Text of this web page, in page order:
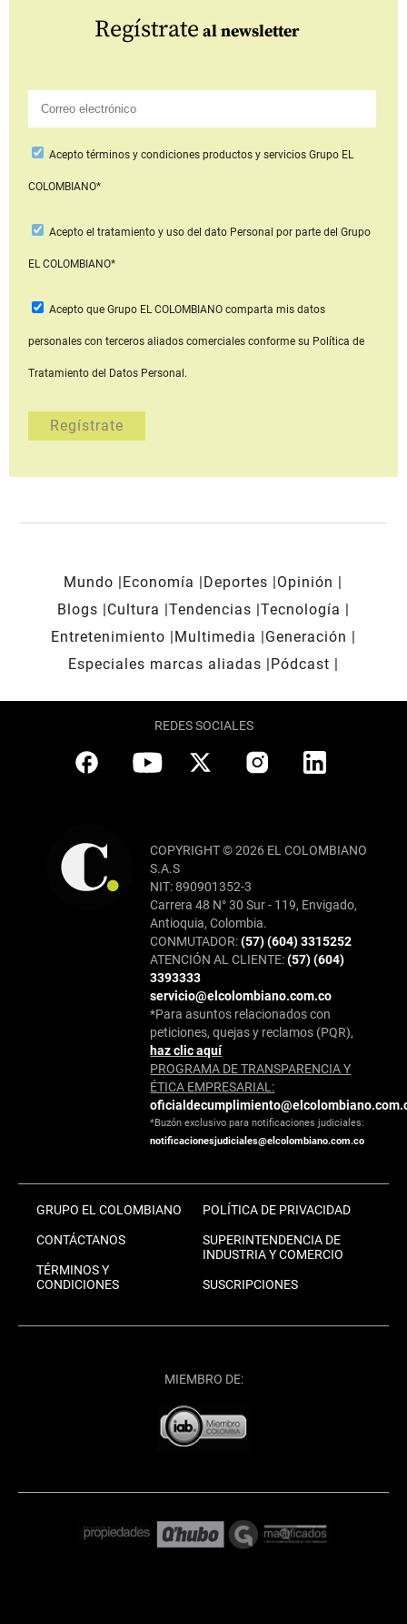
Regístrate al newsletter
Aceptotérminos y condiciones productos y serviciosGrupo EL
COLOMBIANO*
Acepto el tratamiento y uso del dato Personal por parte del Grupo
EL COLOMBIANO*
Acepto que Grupo EL COLOMBIANOcomparta mis datos
personales con terceros aliados comerciales conforme su Política de
Tratamiento del Datos Personal.
Mundo Economía Deportes
Opinión
Blogs
Cultura Tendencias Tecnología
Entretenimiento
Multimedia
Generación
Especiales marcas aliadas
Pódcast
REDES SOCIALES
COPYRIGHT © 2026 EL COLOMBIANO
S.A.S
NIT: 890901352-3
Carrera 48 N° 30 Sur - 119, Envigado,
Antioquia, Colombia.
CONMUTADOR:(57) (604) 3315252
ATENCIÓN AL CLIENTE:(57) (604)
3393333
servicio@elcolombiano.com.co
*Para asuntos relacionados con
peticiones, quejas y reclamos (PQR),
haz clic aquí
PROGRAMA DE TRANSPARENCIA Y
ÉTICA EMPRESARIAL:
*Buzón exclusivo para notificaciones judiciales:
notificacionesjudiciales@elcolombiano.com.co
GRUPO EL COLOMBIANO
CONTÁCTANOS
TÉRMINOS Y
CONDICIONES
POLÍTICA DE PRIVACIDAD
SUPERINTENDENCIA DE
INDUSTRIA Y COMERCIO
SUSCRIPCIONES
MIEMBRO DE: